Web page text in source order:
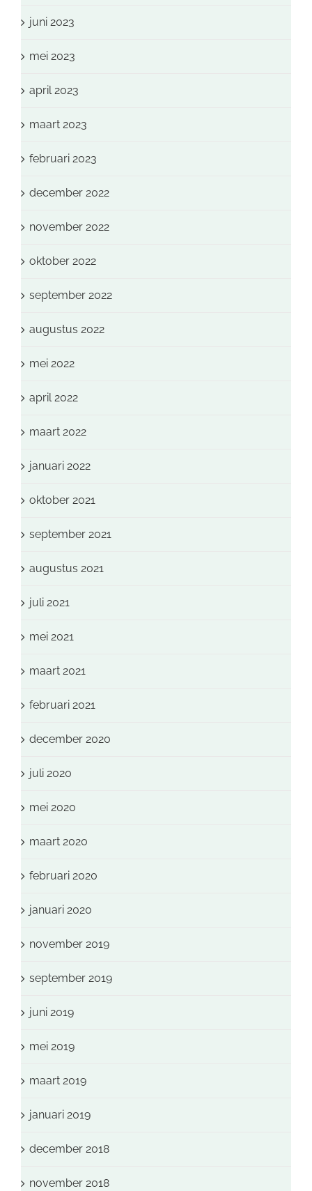
juni 2023
mei 2023
april 2023
maart 2023
februari 2023
december 2022
november 2022
oktober 2022
september 2022
augustus 2022
mei 2022
april 2022
maart 2022
januari 2022
oktober 2021
september 2021
augustus 2021
juli 2021
mei 2021
maart 2021
februari 2021
december 2020
juli 2020
mei 2020
maart 2020
februari 2020
januari 2020
november 2019
september 2019
juni 2019
mei 2019
maart 2019
januari 2019
december 2018
november 2018